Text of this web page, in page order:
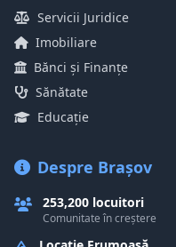
Servicii Juridice
Imobiliare
Bănci și Finanțe
Sănătate
Educație
Despre Brașov
253,200 locuitori
Comunitate în creștere